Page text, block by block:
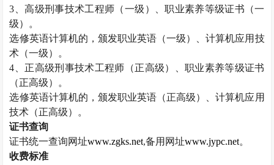
3 、高级刑事技术工程师（一级）、职业素养等级证书（一
级）。
选修英语计算机的，颁发职业英语（一级）、计算机应用技
术（一级）。
4 、正高级刑事技术工程师（正高级）、职业素养等级证书
（正高级）。
选修英语计算机的，颁发职业英语（正高级）、计算机应用
技术（正高级）。
证书查询
证书统一查询网址www.zgks.net,备用网址www.jypc.net。
收费标准